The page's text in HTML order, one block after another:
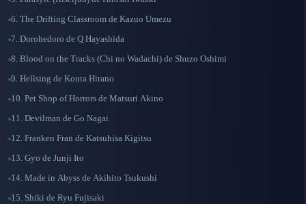
6. The Drifting Classroom de Kazuo Umezu
7. Dorohedoro de Q Hayashida
8. Blood on the Tracks (Chi no Wadachi) de Shuzo Oshimi
9. Hellsing de Kouta Hirano
10. Pet Shop of Horrors de Matsuri Akino
11. Devilman de Go Nagai
12. Franken Fran de Katsuhisa Kigitsu
13. Gyo de Junji Ito
14. Made in Abyss de Akihito Tsukushi
15. Shiki de Ryu Fujisaki